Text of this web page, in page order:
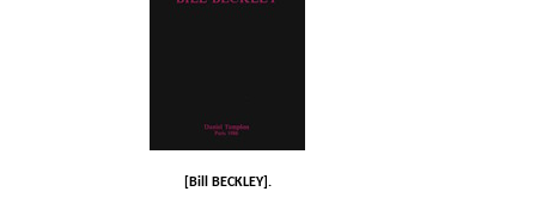
[Bill BECKLEY].